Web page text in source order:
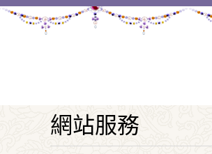
網站服務